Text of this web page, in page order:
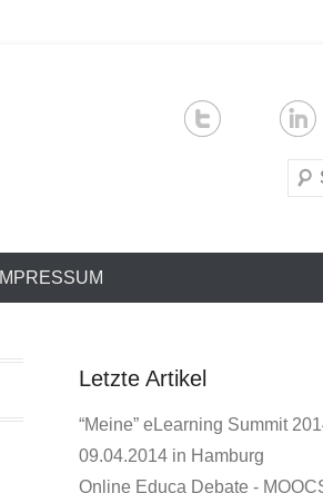
IMPRESSUM
Letzte Artikel
“Meine” eLearning Summit
09.04.2014 in Hamburg
Online Educa Debate -